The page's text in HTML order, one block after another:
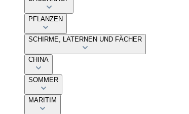
PFLANZEN
SCHIRME, LATERNEN UND FÄCHER
CHINA
SOMMER
MARITIM